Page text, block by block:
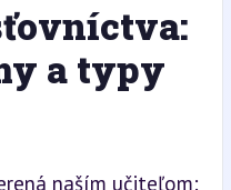
a typy
naším učiteľom: